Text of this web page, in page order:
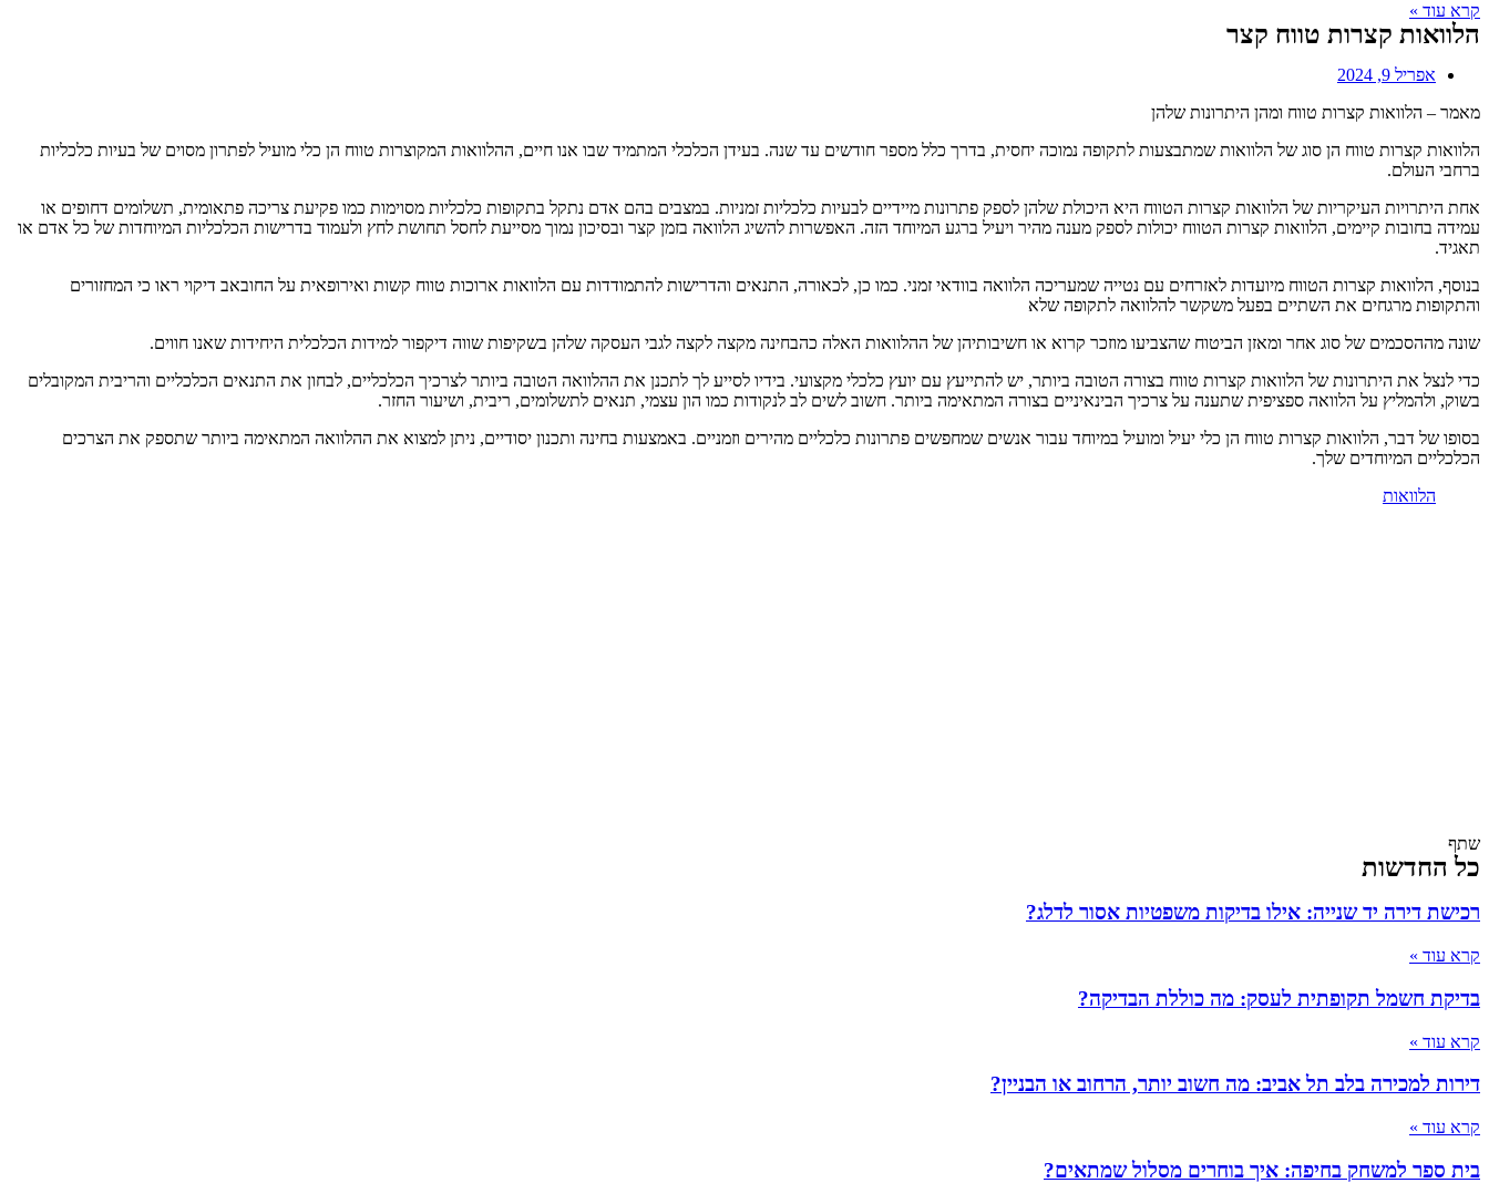
קרא עוד »
הלוואות קצרות טווח קצר
אפריל 9, 2024
מאמר – הלוואות קצרות טווח ומהן היתרונות שלהן
הלוואות קצרות טווח הן סוג של הלוואות שמתבצעות לתקופה נמוכה יחסית, בדרך כלל מספר חודשים עד שנה. בעידן הכלכלי המתמיד שבו אנו חיים, ההלוואות המקוצרות טווח הן כלי מועיל לפתרון מסוים של בעיות כלכליות
ברחבי העולם.
אחת היתרויות העיקריות של הלוואות קצרות הטווח היא היכולת שלהן לספק פתרונות מיידיים לבעיות כלכליות זמניות. במצבים בהם אדם נתקל בתקופות כלכליות מסוימות כמו פקיעת צריכה פתאומית, תשלומים דחופים או
עמידה בחובות קיימים, הלוואות קצרות הטווח יכולות לספק מענה מהיר ויעיל ברגע המיוחד הזה. האפשרות להשיג הלוואה בזמן קצר ובסיכון נמוך מסייעת לחסל תחושת לחץ ולעמוד בדרישות הכלכליות המיוחדות של כל אדם או
תאגיד.
בנוסף, הלוואות קצרות הטווח מיועדות לאזרחים עם נטייה שמעריכה הלוואה בוודאי זמני. כמו כן, לכאורה, התנאים והדרישות להתמודדות עם הלוואות ארוכות טווח קשות ואירופאית על החובאב דיקוי ראו כי המחזורים
והתקופות מרגחים את השתיים בפעל משקשר להלוואה לתקופה שלא
שונה מההסכמים של סוג אחר ומאזן הביטוח שהצביעו מוזכר קרוא או חשיבותיהן של ההלוואות האלה כהבחינה מקצה לקצה לגבי העסקה שלהן בשקיפות שווה דיקפור למידות הכלכלית היחידות שאנו חווים.
כדי לנצל את היתרונות של הלוואות קצרות טווח בצורה הטובה ביותר, יש להתייעץ עם יועץ כלכלי מקצועי. בידיו לסייע לך לתכנן את ההלוואה הטובה ביותר לצרכיך הכלכליים, לבחון את התנאים הכלכליים והריבית המקובלים
בשוק, ולהמליץ על הלוואה ספציפית שתענה על צרכיך הבינאיניים בצורה המתאימה ביותר. חשוב לשים לב לנקודות כמו הון עצמי, תנאים לתשלומים, ריבית, ושיעור החזר.
בסופו של דבר, הלוואות קצרות טווח הן כלי יעיל ומועיל במיוחד עבור אנשים שמחפשים פתרונות כלכליים מהירים וזמניים. באמצעות בחינה ותכנון יסודיים, ניתן למצוא את ההלוואה המתאימה ביותר שתספק את הצרכים
הכלכליים המיוחדים שלך.
הלוואות
שתף
כל החדשות
רכישת דירה יד שנייה: אילו בדיקות משפטיות אסור לדלג?
קרא עוד »
בדיקת חשמל תקופתית לעסק: מה כוללת הבדיקה?
קרא עוד »
דירות למכירה בלב תל אביב: מה חשוב יותר, הרחוב או הבניין?
קרא עוד »
בית ספר למשחק בחיפה: איך בוחרים מסלול שמתאים?